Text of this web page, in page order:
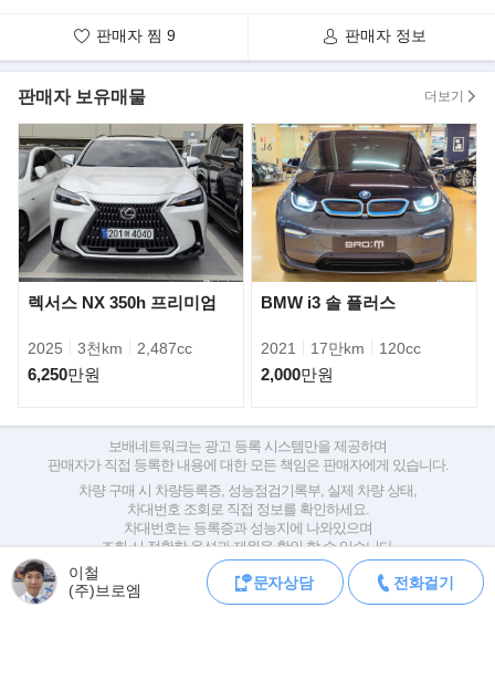
존재감뿐 아니라 X 패밀리의 다재다능한 주행 성능까지 모두 갖춘
장 넓은 실내 공간과 최고급 인테리어,
다양한 편의 사양을 갖추고 있으며, 첨단 파워트레인과 섀시 기술을
통해 탁월한 오프로드 주행 성능과
안락한 승차감, 그리고 특유의 민첩한 핸들링 성능을 갖추고 있다.
판매자 찜 9 판매자 정보
판매자 보유매물 더보기
렉서스 NX 350h 프리미엄
2025 3천km 2,487cc
6,250만원
BMW i3 솔 플러스
2021 17만km 120cc
2,000만원
이철
(주)브로엠
문자상담 전화걸기
보배네트워크는 광고 등록 시스템만을 제공하며
판매자가 직접 등록한 내용에 대한 모든 책임은 판매자에게 있습니다.
차량 구매 시 차량등록증, 성능점검기록부, 실제 차량 상태,
차대번호 조회로 직접 정보를 확인하세요.
차대번호는 등록증과 성능지에 나와있으며
조회 시 정확한 옵션과 제원을 확인 할 수 있습니다.
보배네트워크는 통신판매중개자로 통신판매 당사자가 아니며,
상품·거래정보, 거래에 대하여 책임을 지지 않습니다.